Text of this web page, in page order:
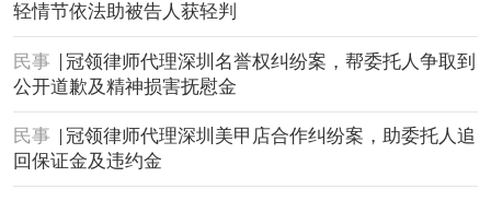
轻情节依法助被告人获轻判
民事
冠领律师代理深圳名誉权纠纷案，帮委托人争取到
公开道歉及精神损害抚慰金
民事
冠领律师代理深圳美甲店合作纠纷案，助委托人追
回保证金及违约金